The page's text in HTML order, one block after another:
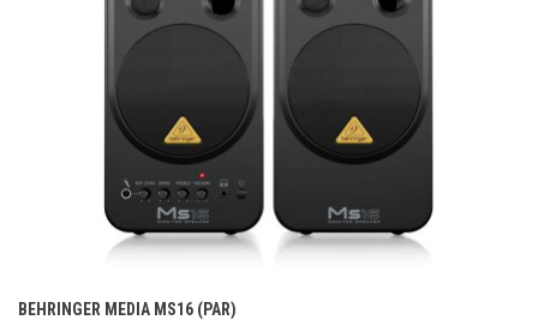
BEHRINGER MEDIA MS16 (PAR)